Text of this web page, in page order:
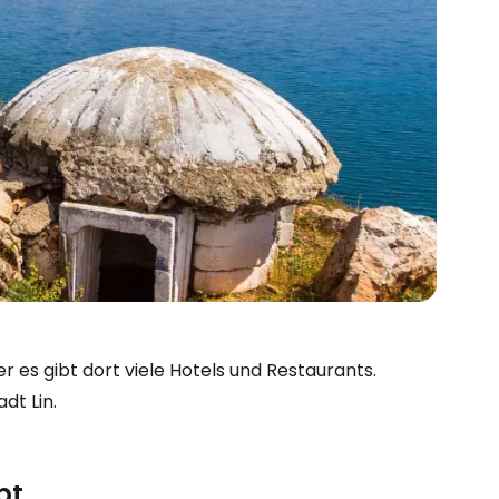
es gibt dort viele Hotels und Restaurants.
Lin.